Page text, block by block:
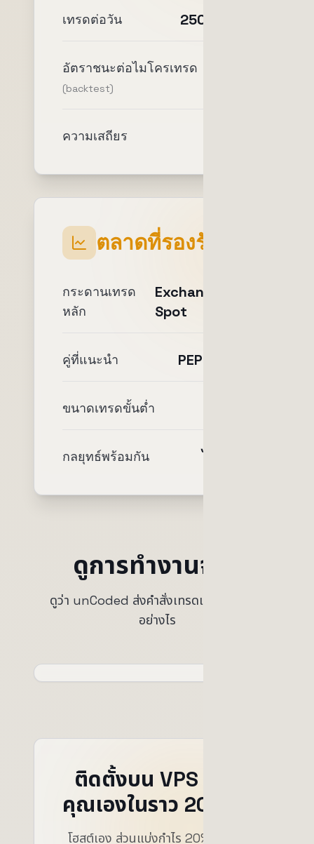
เทรดต่อวัน 250-3,000
อัตราชนะต่อไมโครเทรด
(backtest)
ความเสถียร
ตลาดที่รองรับ
กระดานเทรด
หลัก
Exchange
Spot
คู่ที่แนะนำ PEPE/USDC
ขนาดเทรดขั้นต่ำ
กลยุทธ์พร้อมกัน ไม่จำกัด
ดูการทำงานจริง
ดูว่า unCoded ส่งคำสั่งเทรดแบบเรียลไทม์
อย่างไร
ติดตั้งบน VPS ของ
คุณเองในราว 20 นาที
โฮสต์เอง ส่วนแบ่งกำไร 20% เท่านั้น